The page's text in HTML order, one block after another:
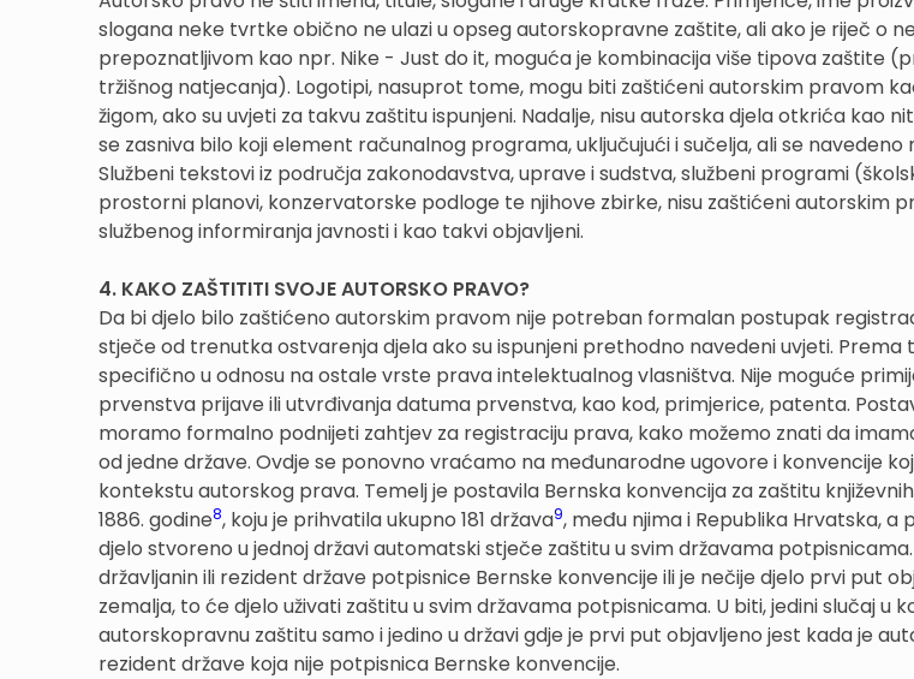
slogana neke tvrtke obično ne ulazi u opseg autorskopravne zaštite, ali ako je riječ o
prepoznatljivom kao npr. Nike - Just do it, moguća je kombinacija više tipova zaštite
tržišnog natjecanja). Logotipi, nasuprot tome, mogu biti zaštićeni autorskim pravom
žigom, ako su uvjeti za takvu zaštitu ispunjeni. Nadalje, nisu autorska djela otkrića kao
se zasniva bilo koji element računalnog programa, uključujući i sučelja, ali se
Službeni tekstovi iz područja zakonodavstva, uprave i sudstva, službeni programi
prostorni planovi, konzervatorske podloge te njihove zbirke, nisu zaštićeni autorskim
službenog informiranja javnosti i kao takvi objavljeni.
4. KAKO ZAŠTITITI SVOJE AUTORSKO PRAVO?
Da bi djelo bilo zaštićeno autorskim pravom nije potreban formalan postupak
stječe od trenutka ostvarenja djela ako su ispunjeni prethodno navedeni uvjeti.
specifično u odnosu na ostale vrste prava intelektualnog vlasništva. Nije moguće
prvenstva prijave ili utvrđivanja datuma prvenstva, kao kod, primjerice, patenta.
moramo formalno podnijeti zahtjev za registraciju prava, kako možemo znati da
od jedne države. Ovdje se ponovno vraćamo na međunarodne ugovore i konvencije
kontekstu autorskog prava. Temelj je postavila Bernska konvencija za zaštitu
1886. godine8, koju je prihvatila ukupno 181 država9, među njima i Republika Hrvatska, a
djelo stvoreno u jednoj državi automatski stječe zaštitu u svim državama
državljanin ili rezident države potpisnice Bernske konvencije ili je nečije djelo prvi put
zemalja, to će djelo uživati zaštitu u svim državama potpisnicama. U biti, jedini slučaj u
autorskopravnu zaštitu samo i jedino u državi gdje je prvi put objavljeno jest kada je
rezident države koja nije potpisnica Bernske konvencije.